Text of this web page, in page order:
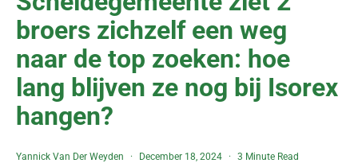
broers zichzelf een weg
naar de top zoeken: hoe
lang blijven ze nog bij Isorex
hangen?
Yannick Van Der Weyden December 18, 2024 3 Minute Read